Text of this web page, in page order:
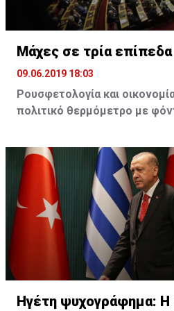
Ο εξορθολογισμός…
Μάχες σε τρία επίπεδα
09.06.2019 18:03
Ρουσφετολογία και
πολιτικό θερμόμετρο με
Τσίπρας και Μητσοτάκης
μια προσπάθεια να αυξήσουν
δύναμη. Στο ΚΙΝΑΛ η ρήξη
προκαλεί τριγμούς.
δίνουν μάχη για να μπουν στη
Η μεγάλη νίκη στις
Δημοκρατία έχει πλέον
στον αν το κόμμα της
Ηγέτη ψυχογράφημα: Η